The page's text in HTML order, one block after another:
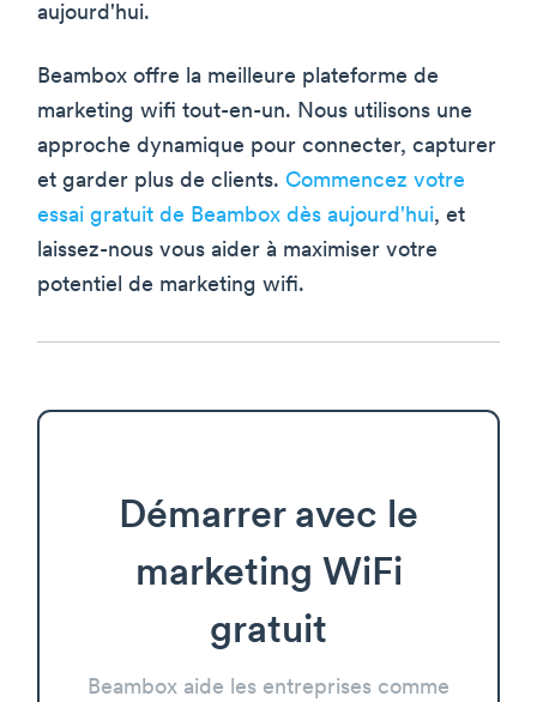
aujourd'hui.
Beambox offre la meilleure plateforme de
marketing wifi tout-en-un. Nous utilisons une
approche dynamique pour connecter, capturer
et garder plus de clients. Commencez votre
essai gratuit de Beambox dès aujourd'hui, et
laissez-nous vous aider à maximiser votre
potentiel de marketing wifi.
Démarrer avec le
marketing WiFi
gratuit
Beambox aide les entreprises comme